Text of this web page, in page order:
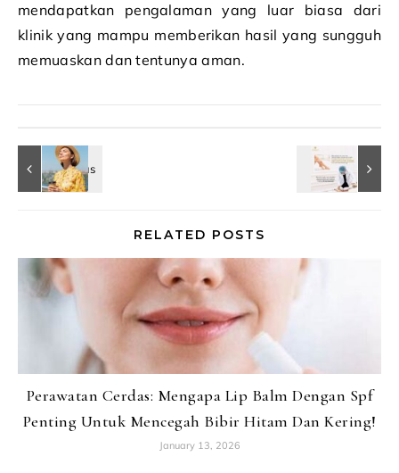
mendapatkan pengalaman yang luar biasa dari
klinik yang mampu memberikan hasil yang sungguh
memuaskan dan tentunya aman.
RELATED POSTS
Perawatan Cerdas: Mengapa Lip Balm Dengan Spf
Penting Untuk Mencegah Bibir Hitam Dan Kering!
January 13, 2026